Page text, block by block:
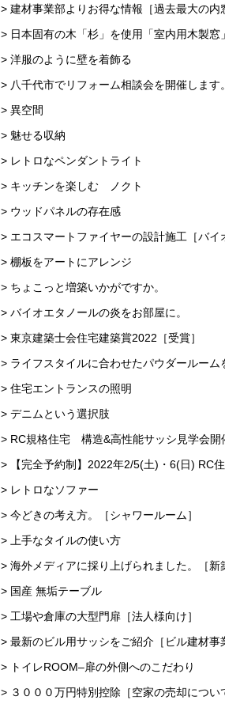
> 建材事業部よりお得な情報［過去最大の内
> 日本固有の木「杉」を使用「室内用木製窓」
> 洋服のように壁を着飾る
> 八千代市でリフォーム相談会を開催します。
> 異空間
> 魅せる収納
> レトロなペンダントライト
> キッチンを楽しむ ノクト
> ウッドパネルの存在感
> エコスマートファイヤーの設計施工［バイ
> 棚板をアートにアレンジ
> ちょこっと増築いかがですか。
> バイオエタノールの炎をお部屋に。
> 東京建築士会住宅建築賞2022［受賞］
> ライフスタイルに合わせたパウダールーム
> 住宅エントランスの照明
> デニムという選択肢
> RC規格住宅 構造&高性能サッシ見学会開
> 【完全予約制】2022年2/5(土)・6(日) RC
> レトロなソファー
> 今どきの考え方。［シャワールーム］
> 上手なタイルの使い方
> 海外メディアに採り上げられました。［新
> 国産 無垢テーブル
> 工場や倉庫の大型門扉［法人様向け］
> 最新のビル用サッシをご紹介［ビル建材事
> トイレROOM–扉の外側へのこだわり
> ３０００万円特別控除［空家の売却につい